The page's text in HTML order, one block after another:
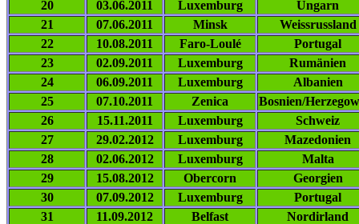
20
03.06.2011 Luxemburg
Ungarn
21
07.06.2011 Minsk
Weissrussland
22
10.08.2011 Faro-Loulé
Portugal
23
02.09.2011 Luxemburg
Rumänien
24
06.09.2011 Luxemburg
Albanien
25
07.10.2011 Zenica
Bosnien/
26
15.11.2011 Luxemburg
Schweiz
27
29.02.2012 Luxemburg
Mazedonien
28
02.06.2012 Luxemburg
Malta
29
15.08.2012 Obercorn
Georgien
30
07.09.2012 Luxemburg
Portugal
31
11.09.2012 Belfast
Nordirland